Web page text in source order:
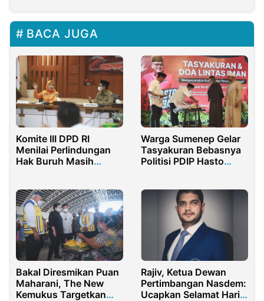
BACA JUGA
Komite III DPD RI
Menilai Perlindungan
Hak Buruh Masih
Warga Sumenep Gelar
Tasyakuran Bebasnya
Politisi PDIP Hasto
Bakal Diresmikan Puan
Maharani, The New
Kemukus Targetkan
Rajiv, Ketua Dewan
Pertimbangan Nasdem:
Ucapkan Selamat Hari